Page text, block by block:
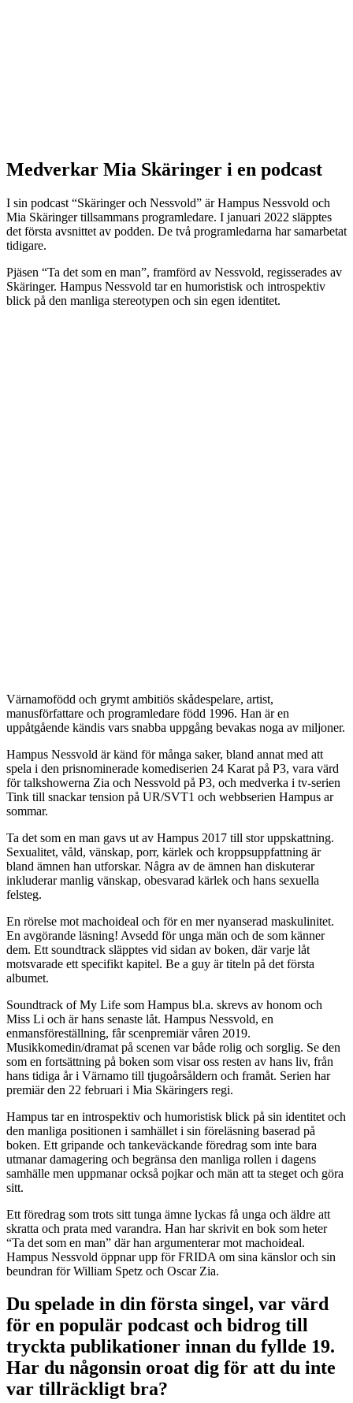
Medverkar Mia Skäringer i en podcast
I sin podcast “Skäringer och Nessvold” är Hampus Nessvold och
Mia Skäringer tillsammans programledare. I januari 2022 släpptes
det första avsnittet av podden. De två programledarna har samarbetat
tidigare.
Pjäsen “Ta det som en man”, framförd av Nessvold, regisserades av
Skäringer. Hampus Nessvold tar en humoristisk och introspektiv
blick på den manliga stereotypen och sin egen identitet.
Värnamofödd och grymt ambitiös skådespelare, artist,
manusförfattare och programledare född 1996. Han är en
uppåtgående kändis vars snabba uppgång bevakas noga av miljoner.
Hampus Nessvold är känd för många saker, bland annat med att
spela i den prisnominerade komediserien 24 Karat på P3, vara värd
för talkshowerna Zia och Nessvold på P3, och medverka i tv-serien
Tink till snackar tension på UR/SVT1 och webbserien Hampus ar
sommar.
Ta det som en man gavs ut av Hampus 2017 till stor uppskattning.
Sexualitet, våld, vänskap, porr, kärlek och kroppsuppfattning är
bland ämnen han utforskar. Några av de ämnen han diskuterar
inkluderar manlig vänskap, obesvarad kärlek och hans sexuella
felsteg.
En rörelse mot machoideal och för en mer nyanserad maskulinitet.
En avgörande läsning! Avsedd för unga män och de som känner
dem. Ett soundtrack släpptes vid sidan av boken, där varje låt
motsvarade ett specifikt kapitel. Be a guy är titeln på det första
albumet.
Soundtrack of My Life som Hampus bl.a. skrevs av honom och
Miss Li och är hans senaste låt. Hampus Nessvold, en
enmansföreställning, får scenpremiär våren 2019.
Musikkomedin/dramat på scenen var både rolig och sorglig. Se den
som en fortsättning på boken som visar oss resten av hans liv, från
hans tidiga år i Värnamo till tjugoårsåldern och framåt. Serien har
premiär den 22 februari i Mia Skäringers regi.
Hampus tar en introspektiv och humoristisk blick på sin identitet och
den manliga positionen i samhället i sin föreläsning baserad på
boken. Ett gripande och tankeväckande föredrag som inte bara
utmanar damagering och begränsa den manliga rollen i dagens
samhälle men uppmanar också pojkar och män att ta steget och göra
sitt.
Ett föredrag som trots sitt tunga ämne lyckas få unga och äldre att
skratta och prata med varandra. Han har skrivit en bok som heter
“Ta det som en man” där han argumenterar mot machoideal.
Hampus Nessvold öppnar upp för FRIDA om sina känslor och sin
beundran för William Spetz och Oscar Zia.
Du spelade in din första singel, var värd
för en populär podcast och bidrog till
tryckta publikationer innan du fyllde 19.
Har du någonsin oroat dig för att du inte
var tillräckligt bra?